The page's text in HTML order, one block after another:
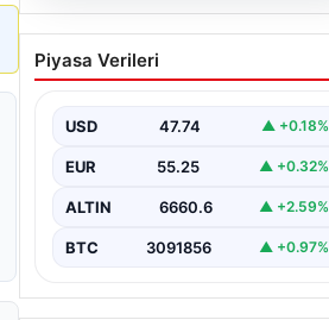
Dumanlar ilçeyi kapladı:
Bursa’da tamirhanede
Piyasa Verileri
USD 47.74 ▲ +0.18%
EUR 55.25 ▲ +0.32%
ALTIN 6660.6 ▲ +2.59%
BTC 3091856 ▲ +0.97%